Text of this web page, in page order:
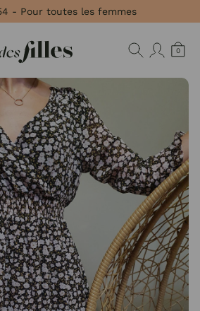
- Pour toutes les femmes
0